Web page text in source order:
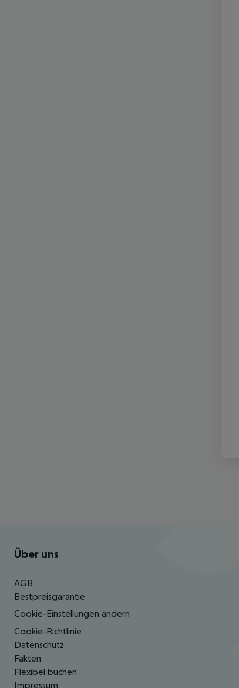
Footer navigation
Über uns
AGB
Bestpreisgarantie
Cookie-Einstellungen ändern
Cookie-Richtlinie
Datenschutz
Fakten
Flexibel buchen
Impressum